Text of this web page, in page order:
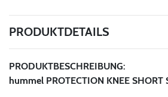
PRODUKTDETAILS
PRODUKTBESCHREIBUNG:
hummel PROTECTION KNEE SHORT